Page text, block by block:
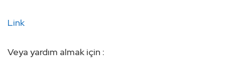
Link
Veya yardım almak için :